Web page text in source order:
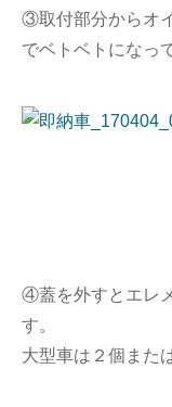
③取付部分からオ
でベトベトになっ
④蓋を外すとエレ
す。
大型車は２個また